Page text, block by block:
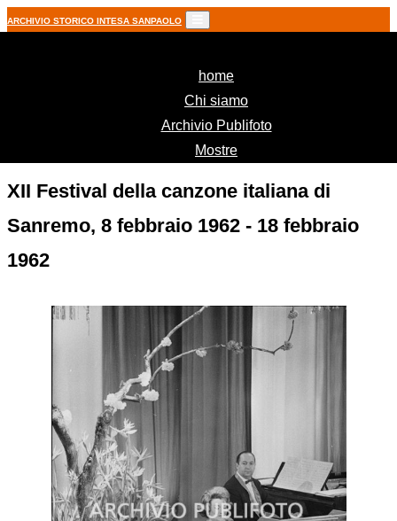
ARCHIVIO STORICO INTESA SANPAOLO
home(current)
Chi siamo
Archivio Publifoto
Mostre
XII Festival della canzone italiana di
Sanremo, 8 febbraio 1962 - 18 febbraio
1962